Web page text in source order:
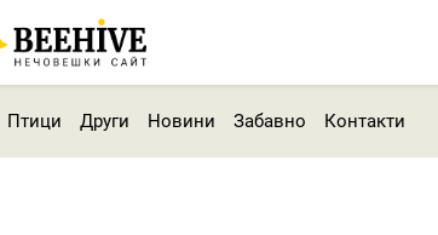
Птици Други Новини Забавно Контакти